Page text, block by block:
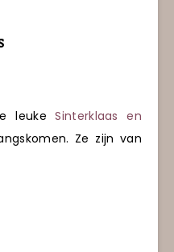
leukeSinterklaas en
Ze zijn van